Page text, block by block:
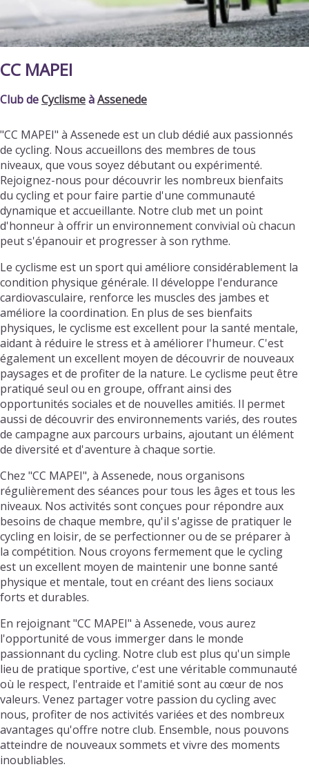
CC MAPEI
Club deCyclismeàAssenede
"CC MAPEI" à Assenede est un club dédié aux passionnés
de cycling. Nous accueillons des membres de tous
niveaux, que vous soyez débutant ou expérimenté.
Rejoignez-nous pour découvrir les nombreux bienfaits
du cycling et pour faire partie d'une communauté
dynamique et accueillante. Notre club met un point
d'honneur à offrir un environnement convivial où chacun
peut s'épanouir et progresser à son rythme.
Le cyclisme est un sport qui améliore considérablement la
condition physique générale. Il développe l'endurance
cardiovasculaire, renforce les muscles des jambes et
améliore la coordination. En plus de ses bienfaits
physiques, le cyclisme est excellent pour la santé mentale,
aidant à réduire le stress et à améliorer l'humeur. C'est
également un excellent moyen de découvrir de nouveaux
paysages et de profiter de la nature. Le cyclisme peut être
pratiqué seul ou en groupe, offrant ainsi des
opportunités sociales et de nouvelles amitiés. Il permet
aussi de découvrir des environnements variés, des routes
de campagne aux parcours urbains, ajoutant un élément
de diversité et d'aventure à chaque sortie.
Chez "CC MAPEI", à Assenede, nous organisons
régulièrement des séances pour tous les âges et tous les
niveaux. Nos activités sont conçues pour répondre aux
besoins de chaque membre, qu'il s'agisse de pratiquer le
cycling en loisir, de se perfectionner ou de se préparer à
la compétition. Nous croyons fermement que le cycling
est un excellent moyen de maintenir une bonne santé
physique et mentale, tout en créant des liens sociaux
forts et durables.
En rejoignant "CC MAPEI" à Assenede, vous aurez
l'opportunité de vous immerger dans le monde
passionnant du cycling. Notre club est plus qu'un simple
lieu de pratique sportive, c'est une véritable communauté
où le respect, l'entraide et l'amitié sont au cœur de nos
valeurs. Venez partager votre passion du cycling avec
nous, profiter de nos activités variées et des nombreux
avantages qu'offre notre club. Ensemble, nous pouvons
atteindre de nouveaux sommets et vivre des moments
inoubliables.